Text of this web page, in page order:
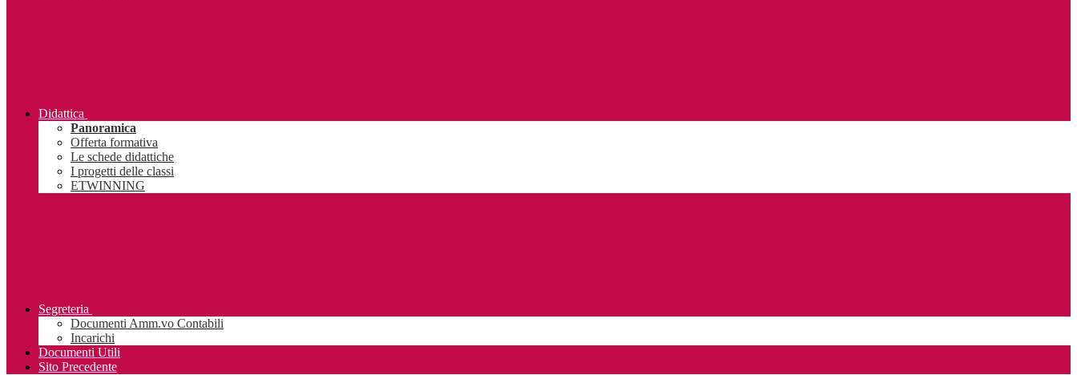
Didattica
Panoramica
Offerta formativa
Le schede didattiche
I progetti delle classi
ETWINNING
Segreteria
Documenti Amm.vo Contabili
Incarichi
Documenti Utili
Sito Precedente